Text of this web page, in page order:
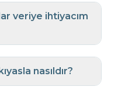
veriye ihtiyacım
nasıldır?